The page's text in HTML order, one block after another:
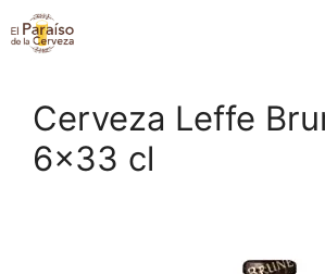
Saltar
al
Cerveza Leffe
6×33 cl